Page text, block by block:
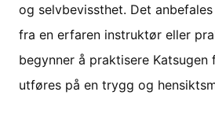
og selvbevissthet. Det
fra en erfaren instruktør eller
begynner å praktisere
utføres på en trygg og